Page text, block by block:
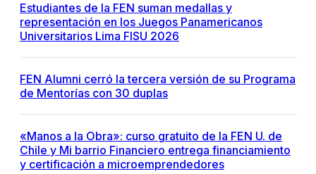
Estudiantes de la FEN suman medallas y
representación en los Juegos Panamericanos
Universitarios Lima FISU 2026
FEN Alumni cerró la tercera versión de su Programa
de Mentorías con 30 duplas
«Manos a la Obra»: curso gratuito de la FEN U. de
Chile y Mi barrio Financiero entrega financiamiento
y certificación a microemprendedores